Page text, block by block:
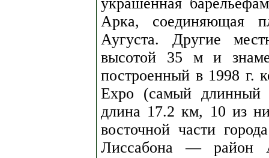
Арка, соединяющая
Аугуста. Другие
высотой 35 м и
построенный в 1998 г.
Expo (самый длинный
длина 17.2 км, 10 из
восточной части
Лиссабона — район